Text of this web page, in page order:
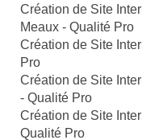
Création de Site
Meaux - Qualité Pro
Création de Site
Pro
Création de Site
- Qualité Pro
Création de Site
Qualité Pro